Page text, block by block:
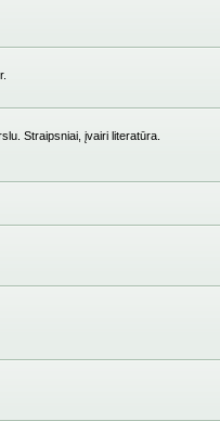
Straipsniai, įvairi literatūra.